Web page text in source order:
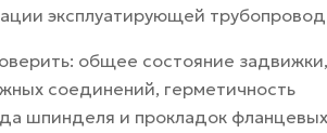
эксплуатирующей
общее состояние задвижки,
соединений, герметичность
шпинделя и прокладок фланцевых